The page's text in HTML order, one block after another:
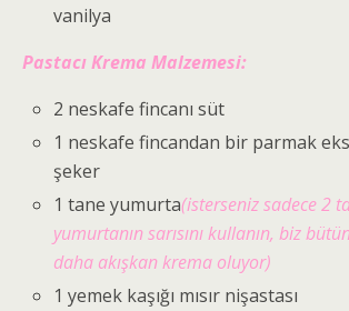
vanilya
Pastacı Krema Malzemesi:
2 neskafe fincanı süt
1 neskafe fincandan bir parmak
şeker
1 tane yumurta(isterseniz sadece 2
yumurtanın sarısını kullanın, biz
daha akışkan krema oluyor)
1 yemek kaşığı mısır nişastası